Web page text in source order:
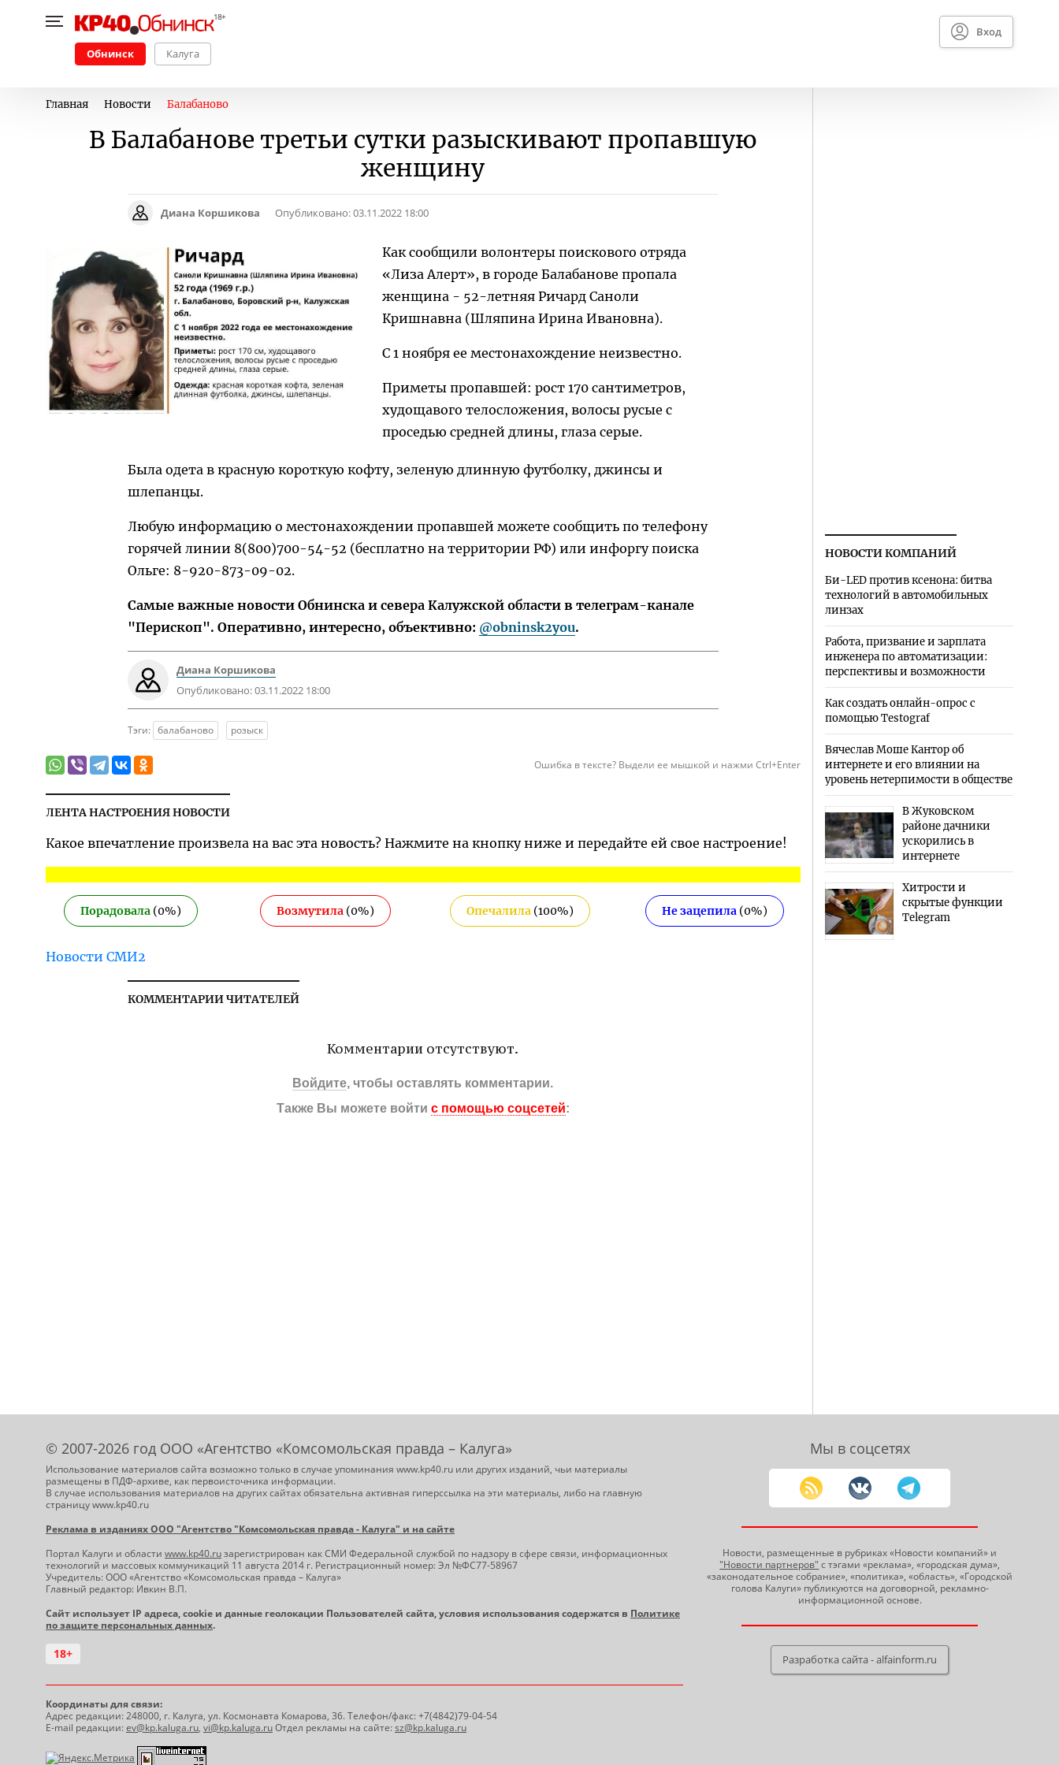
Обнинск Калуга
Вход
Главная Новости Балабаново
В Балабанове третьи сутки разыскивают пропавшую
женщину
Диана Коршикова Опубликовано:03.11.2022 18:00
Как сообщили волонтеры поискового отряда
«Лиза Алерт», в городе Балабанове пропала
женщина - 52-летняя Ричард Саноли
Кришнавна (Шляпина Ирина Ивановна).
С 1 ноября ее местонахождение неизвестно.
Приметы пропавшей: рост 170 сантиметров,
худощавого телосложения, волосы русые с
проседью средней длины, глаза серые.
Была одета в красную короткую кофту, зеленую длинную футболку, джинсы и
шлепанцы.
Любую информацию о местонахождении пропавшей можете сообщить по телефону
горячей линии 8(800)700-54-52 (бесплатно на территории РФ) или инфоргу поиска
Ольге: 8-920-873-09-02.
Самые важные новости Обнинска и севера Калужской области в телеграм-канале
"Перископ". Оперативно, интересно, объективно: @obninsk2you.
Диана Коршикова
Опубликовано:03.11.2022 18:00
Тэги: балабаново розыск
Ошибка в тексте? Выдели ее мышкой и нажми Ctrl+Enter
ЛЕНТА НАСТРОЕНИЯ НОВОСТИ
Какое впечатление произвела на вас эта новость? Нажмите на кнопку ниже и передайте ей свое настроение!
Порадовала (0%) Возмутила (0%) Опечалила (100%) Не зацепила (0%)
Новости СМИ2
КОММЕНТАРИИ ЧИТАТЕЛЕЙ
Комментарии отсутствуют.
Войдите, чтобы оставлять комментарии.
Также Вы можете войти с помощью соцсетей:
НОВОСТИ КОМПАНИЙ
Би-LED против ксенона: битва
технологий в автомобильных
линзах
Работа, призвание и зарплата
инженера по автоматизации:
перспективы и возможности
Как создать онлайн-опрос с
помощью Testograf
Вячеслав Моше Кантор об
интернете и его влиянии на
уровень нетерпимости в обществе
В Жуковском
районе дачники
ускорились в
интернете
Хитрости и
скрытые функции
Telegram
© 2007-2026 год ООО «Агентство «Комсомольская правда – Калуга»
Использование материалов сайта возможно только в случае упоминания www.kp40.ru или других изданий, чьи материалы
размещены в ПДФ-архиве, как первоисточника информации.
В случае использования материалов на других сайтах обязательна активная гиперссылка на эти материалы, либо на главную
страницу www.kp40.ru
Реклама в изданиях ООО "Агентство "Комсомольская правда - Калуга" и на сайте
Портал Калуги и области www.kp40.ruзарегистрирован как СМИ Федеральной службой по надзору в сфере связи, информационных
технологий и массовых коммуникаций 11 августа 2014 г. Регистрационный номер: Эл №ФС77-58967
Учредитель: ООО «Агентство «Комсомольская правда – Калуга»
Главный редактор: Ивкин В.П.
Сайт использует IP адреса, cookie и данные геолокации Пользователей сайта, условия использования содержатся в Политике
по защите персональных данных.
18+
Координаты для связи:
Адрес редакции: 248000, г. Калуга, ул. Космонавта Комарова, 36. Телефон/факс: +7(4842)79-04-54
E-mail редакции:ev@kp.kaluga.ru, vi@kp.kaluga.ruОтдел рекламы на сайте:sz@kp.kaluga.ru
Мы в соцсетях
Новости, размещенные в рубриках «Новости компаний» и
"Новости партнеров" с тэгами «реклама», «городская дума»,
«законодательное собрание», «политика», «область», «Городской
голова Калуги» публикуются на договорной, рекламно-
информационной основе.
Разработка сайта - alfainform.ru